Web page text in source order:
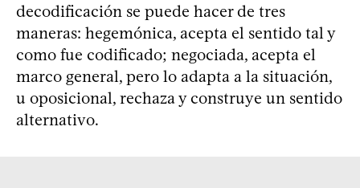
decodificación se puede hacer de tres
maneras: hegemónica, acepta el sentido tal y
como fue codificado; negociada, acepta el
marco general, pero lo adapta a la situación,
u oposicional, rechaza y construye un sentido
alternativo.